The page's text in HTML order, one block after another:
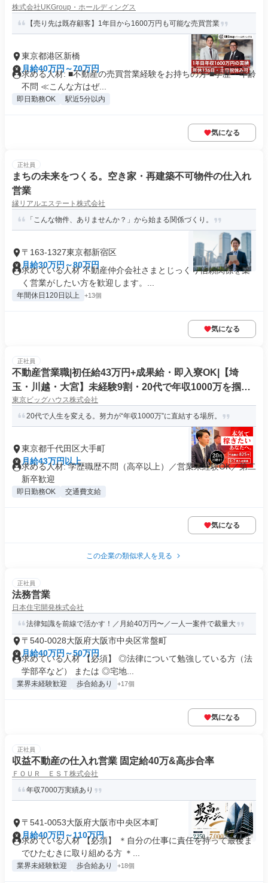
株式会社UKGroup・ホールディングス
【売り先は既存顧客】1年目から1600万円も可能な売買営業
東京都港区新橋
月給40万円～70万円
求める人材: ■不動産の売買営業経験をお持ちの方 ■学歴・年齢
不問 ≪こんな方はぜ...
即日勤務OK 駅近5分以内
気になる
正社員
まちの未来をつくる。空き家・再建築不可物件の仕入れ
営業
縁リアルエステート株式会社
「こんな物件、ありませんか？」から始まる関係づくり。
〒163-1327東京都新宿区
月給30万円～80万円
求めている人材 不動産仲介会社さまとじっくり信頼関係を築
く営業がしたい方を歓迎します。...
年間休日120日以上 +13個
気になる
正社員
不動産営業職|初任給43万円+成果給・即入寮OK|【埼
玉・川越・大宮】未経験9割・20代で年収1000万を掴む
[W07]
東京ビッグハウス株式会社
20代で人生を変える。努力が“年収1000万”に直結する場所。
東京都千代田区大手町
月給43万円以上
求める人材: 学歴職歴不問（高卒以上）／営業未経験OK／第二
新卒歓迎
即日勤務OK 交通費支給
気になる
この企業の類似求人を見る
正社員
法務営業
日本住宅開発株式会社
法律知識を前線で活かす！／月給40万円〜／一人一案件で裁量大
〒540-0028大阪府大阪市中央区常盤町
月給40万円～50万円
求めている人材 【必須】 ◎法律について勉強している方（法
学部卒など） または ◎宅地...
業界未経験歓迎 歩合給あり +17個
気になる
正社員
収益不動産の仕入れ営業 固定給40万&高歩合率
ＦＯＵＲ ＥＳＴ株式会社
年収7000万実績あり
〒541-0053大阪府大阪市中央区本町
月給40万円～110万円
求めている人材 【必須】 ＊自分の仕事に責任を持って最後ま
でひたむきに取り組める方 ＊...
業界未経験歓迎 歩合給あり +18個